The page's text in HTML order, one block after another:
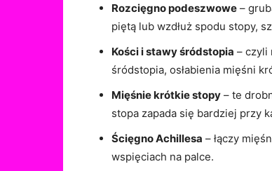
Rozcięgno podeszwowe –
piętą lub wzdłuż spodu stopy,
Kości i stawy śródstopia – czyli
śródstopia, osłabienia mięśni
Mięśnie krótkie stopy – te
stopa zapada się bardziej przy
Ścięgno Achillesa – łączy
wspięciach na palce.